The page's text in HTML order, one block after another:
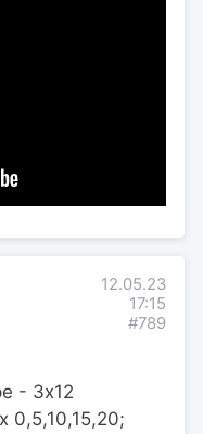
12.05.23
17:15
#789
- 3х12
0,5,10,15,20;